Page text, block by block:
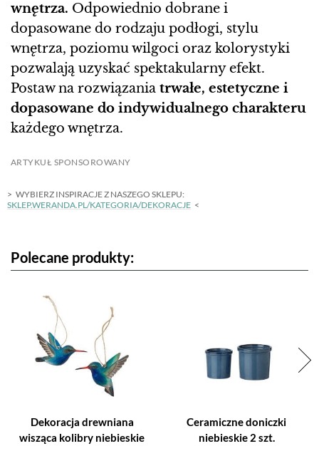
wnętrza. Odpowiednio dobrane i
dopasowane do rodzaju podłogi, stylu
wnętrza, poziomu wilgoci oraz kolorystyki
pozwalają uzyskać spektakularny efekt.
Postaw na rozwiązania trwałe, estetyczne i
dopasowane do indywidualnego charakteru
każdego wnętrza.
ARTYKUŁ SPONSOROWANY
WYBIERZ INSPIRACJE Z NASZEGO SKLEPU:
SKLEP.WERANDA.PL/KATEGORIA/DEKORACJE
Polecane produkty:
Dekoracja drewniana
wisząca kolibry niebieskie
Ceramiczne doniczki
niebieskie 2 szt.